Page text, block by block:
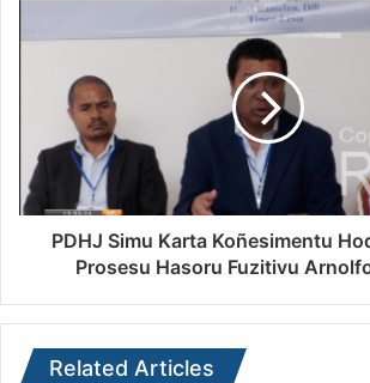
PDHJ Simu Karta Koñesimentu
Prosesu Hasoru Fuzitivu
Related Articles